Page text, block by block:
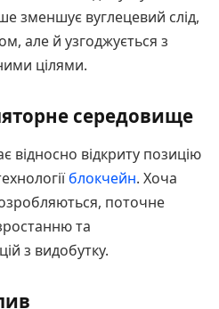
зменшує вуглецевий слід,
але й узгоджується з
цілями.
середовище
відносно відкриту позицію
блокчейн. Хоча
поточне
та
з видобутку.